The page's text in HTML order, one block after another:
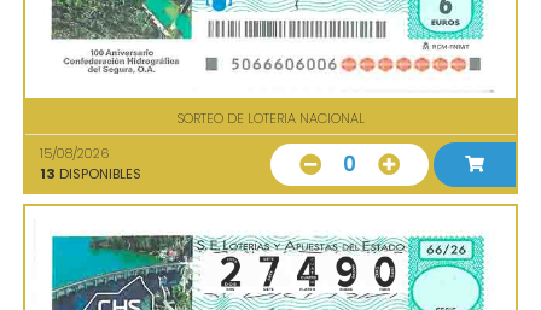
SORTEO DE LOTERIA NACIONAL
15/08/2026
13 DISPONIBLES 0